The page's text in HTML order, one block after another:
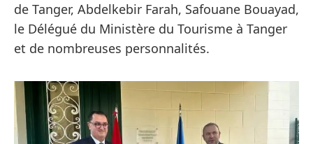
de Tanger, Abdelkebir Farah, Safouane Bouayad,
le Délégué du Ministère du Tourisme à Tanger
et de nombreuses personnalités.